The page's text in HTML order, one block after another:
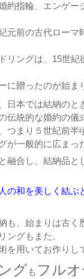
約指輪、エンゲー
元前の古代ローマ
リングは、15世
に贈ったのが始ま
日本では結納の
伝統的な婚約の儀
つまり５世紀前半
が一般的に広まっ
融合し、結納品と
人の和を美しく結
も、始まりは古く
ングもまた、
を用いてお作りし
グも フル